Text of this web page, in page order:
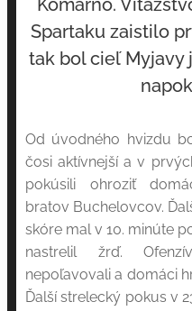
Komárno.
Spartaku zaistilo
tak bol cieľ Myjavy
Od úvodného hvizdu
čosi aktívnejší a v
pokúsili ohroziť
bratov Buchelovcov.
skóre mal v 10. minúte
nastrelil žrď.
nepoľavovali a domáci
Ďalší strelecký pokus v